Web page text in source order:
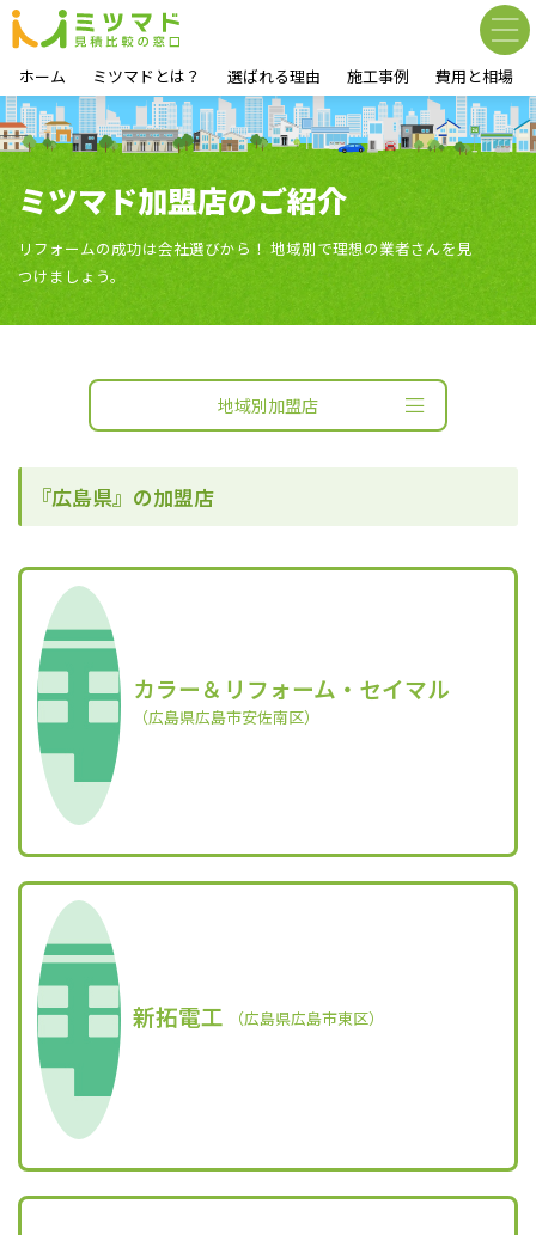
ホーム ミツマドとは？ 選ばれる理由 施工事例 費用と相場
ミツマド加盟店のご紹介
リフォームの成功は会社選びから！ 地域別で理想の業者さんを見
つけましょう。
地域別加盟店
『広島県』の加盟店
カラー＆リフォーム・セイマル
（広島県広島市安佐南区）
新拓電工 （広島県広島市東区）